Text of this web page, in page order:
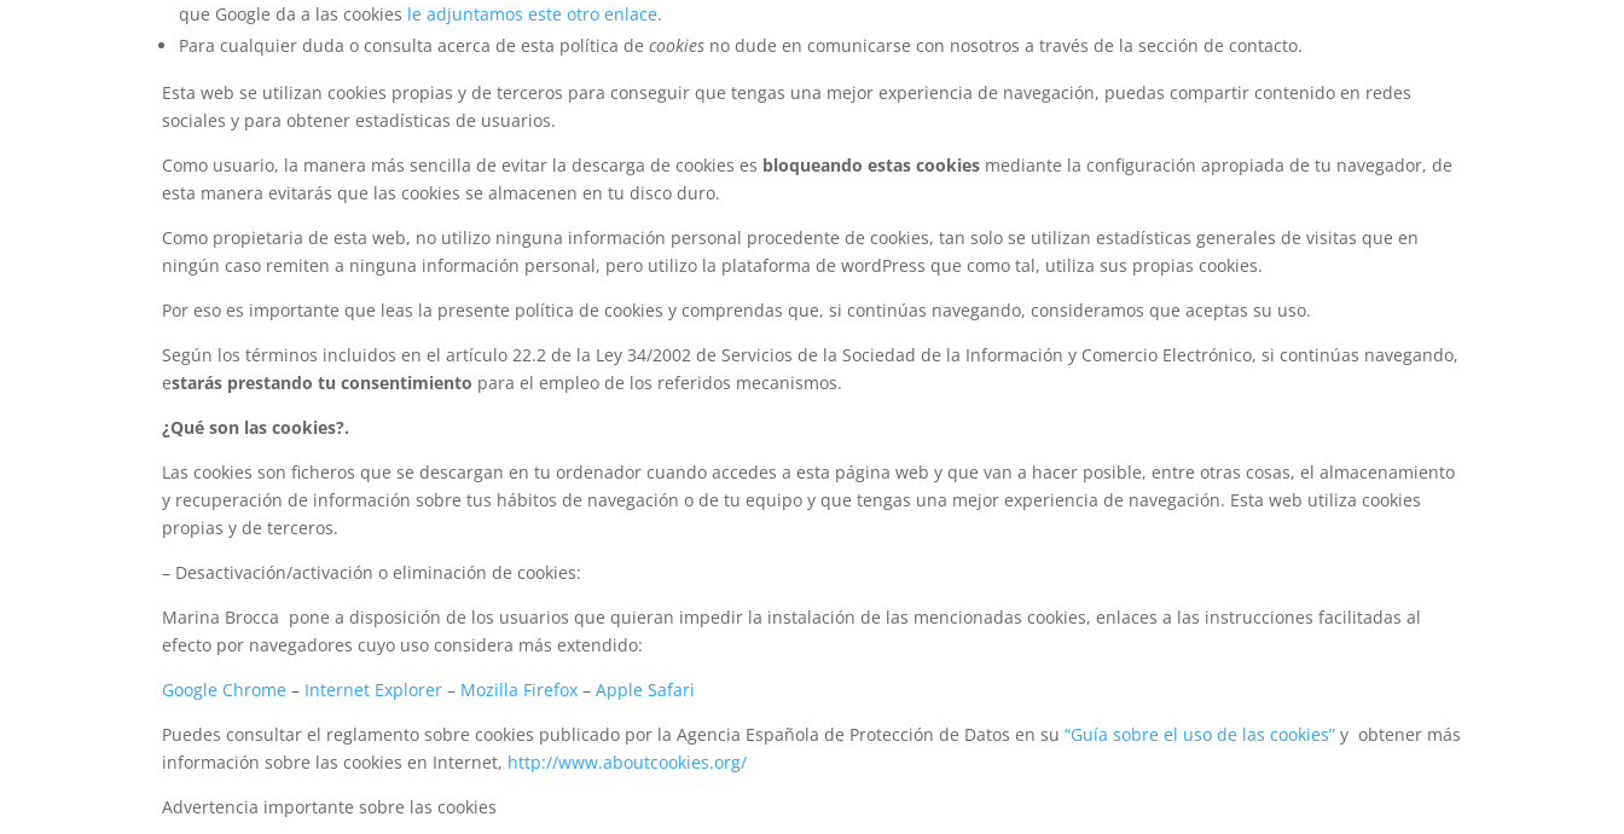
que Google da a las cookies le adjuntamos este otro enlace.
Para cualquier duda o consulta acerca de esta política decookies no dude en comunicarse con nosotros a través de la sección de contacto.
Esta web se utilizan cookies propias y de terceros para conseguir que tengas una mejor experiencia de navegación, puedas compartir contenido en redes
sociales y para obtener estadísticas de usuarios.
Como usuario, la manera más sencilla de evitar la descarga de cookies es bloqueando estas cookies mediante la configuración apropiada de tu navegador, de
esta manera evitarás que las cookies se almacenen en tu disco duro.
Como propietaria de esta web, no utilizo ninguna información personal procedente de cookies, tan solo se utilizan estadísticas generales de visitas que en
ningún caso remiten a ninguna información personal, pero utilizo la plataforma de wordPress que como tal, utiliza sus propias cookies.
Por eso es importante que leas la presente política de cookies y comprendas que, si continúas navegando, consideramos que aceptas su uso.
Según los términos incluidos en el artículo 22.2 de la Ley 34/2002 de Servicios de la Sociedad de la Información y Comercio Electrónico, si continúas navegando,
estarás prestando tu consentimiento para el empleo de los referidos mecanismos.
¿Qué son las cookies?.
Las cookies son ficheros que se descargan en tu ordenador cuando accedes a esta página web y que van a hacer posible, entre otras cosas, el almacenamiento
y recuperación de información sobre tus hábitos de navegación o de tu equipo y que tengas una mejor experiencia de navegación. Esta web utiliza cookies
propias y de terceros.
– Desactivación/activación o eliminación de cookies:
Marina Brocca pone a disposición de los usuarios que quieran impedir la instalación de las mencionadas cookies, enlaces a las instrucciones facilitadas al
efecto por navegadores cuyo uso considera más extendido:
Google Chrome – Internet Explorer – Mozilla Firefox –Apple Safari
Puedes consultar el reglamento sobre cookies publicado por la Agencia Española de Protección de Datos en su“Guía sobre el uso de las cookies” y obtener más
información sobre las cookies en Internet, http://www.aboutcookies.org/
Advertencia importante sobre las cookies